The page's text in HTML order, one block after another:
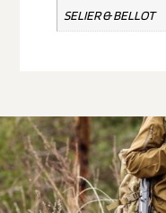
SELIER & BELLOT